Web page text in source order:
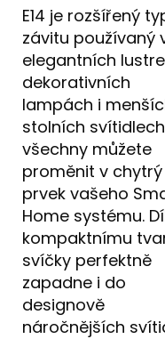
E14 je rozšířený
závitu používaný
elegantních
dekorativních
lampách i
stolních
všechny můžete
proměnit v chytrý
prvek vašeho
Home systému.
kompaktnímu
svíčky perfektně
zapadne i do
designově
náročnějších